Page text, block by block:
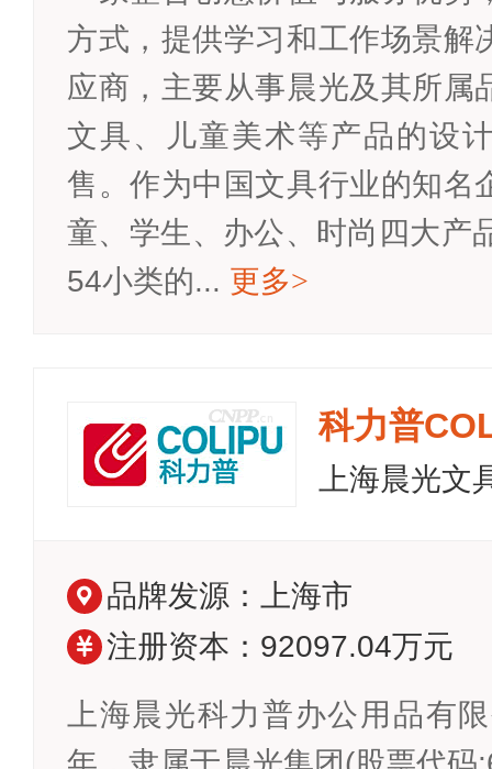
方式，提供学习和工作场景解
应商，主要从事晨光及其所属
文具、儿童美术等产品的设
售。作为中国文具行业的知名
童、学生、办公、时尚四大产
54小类的... 更多>
科力普
上海晨光文
品牌发源：上海市
注册资本：92097.04万元
上海晨光科力普办公用品有